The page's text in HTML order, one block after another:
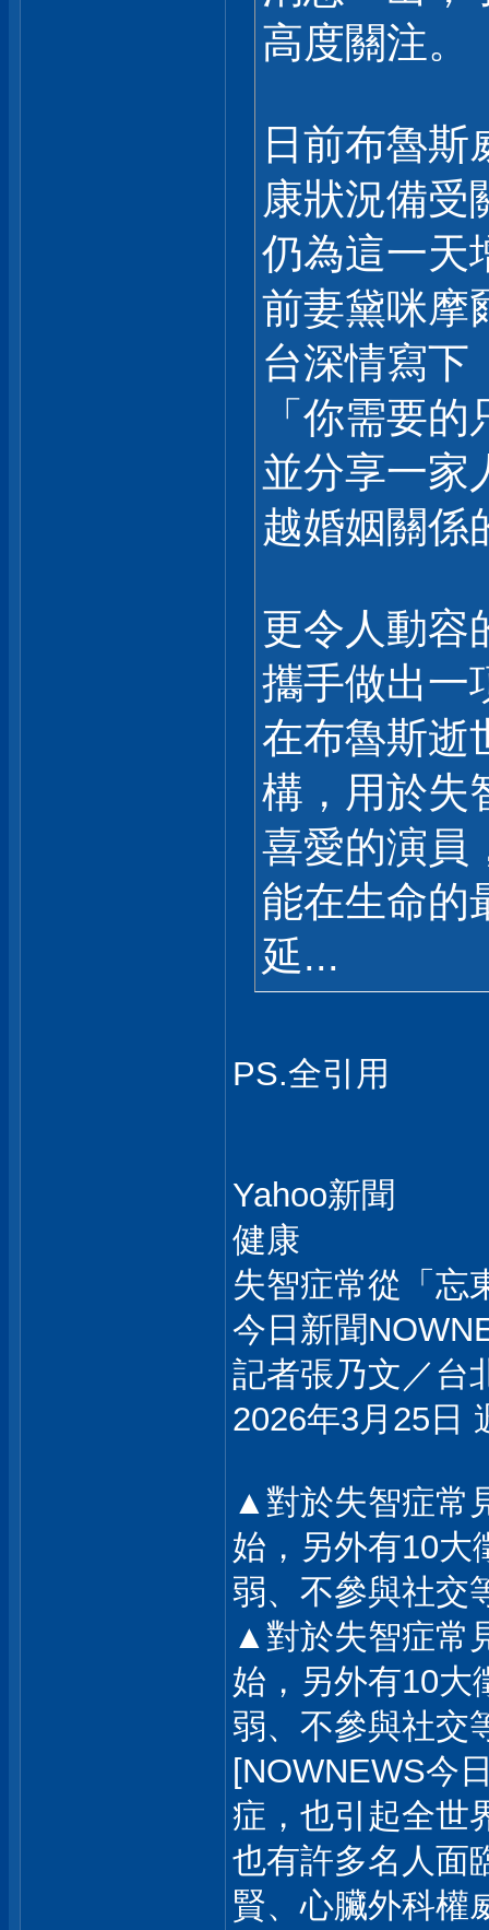
高度關注。
日前布魯斯
康狀況備受
仍為這一天
前妻黛咪摩
台深情寫下
「你需要
並分享一家
越婚姻關係
更令人動容
攜手做出一
在布魯斯逝
構，用於失
喜愛的演員
能在生命的
延...
PS.全引用
Yahoo新聞
健康
失智症常從「忘
今日新聞
記者張乃文／台
2026年3月25日
▲對於失智症常
始，另外有10大
弱、不參與社交
▲對於失智症常
始，另外有10大
弱、不參與社交
[NOWNEWS今
症，也引起全世
也有許多名人面
賢、心臟外科權